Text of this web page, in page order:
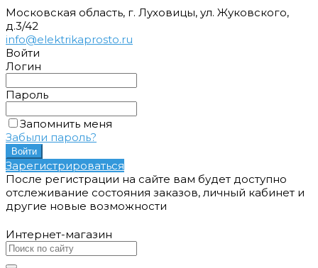
Московская область, г. Луховицы, ул. Жуковского,
д.3/42
info@elektrikaprosto.ru
Войти
Логин
Пароль
Запомнить меня
Забыли пароль?
Зарегистрироваться
После регистрации на сайте вам будет доступно
отслеживание состояния заказов, личный кабинет и
другие новые возможности
Интернет-магазин